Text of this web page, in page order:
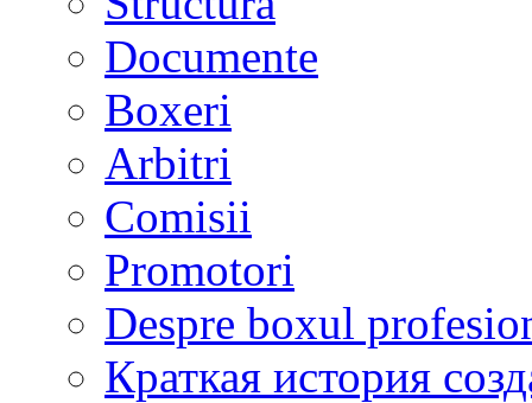
Documente
Boxeri
Arbitri
Comisii
Promotori
Despre boxul
Краткая история